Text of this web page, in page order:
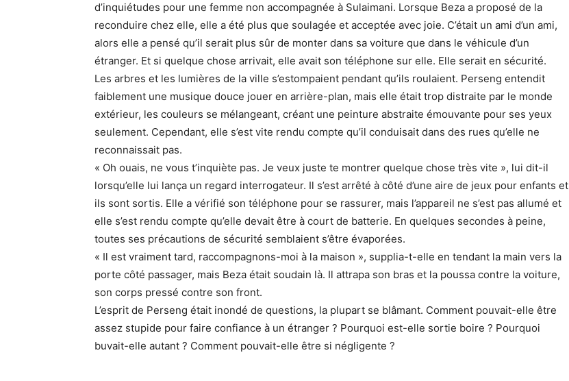
d’inquiétudes pour une femme non accompagnée à Sulaimani. Lorsque Beza a proposé de la
reconduire chez elle, elle a été plus que soulagée et acceptée avec joie. C’était un ami d’un ami,
alors elle a pensé qu’il serait plus sûr de monter dans sa voiture que dans le véhicule d’un
étranger. Et si quelque chose arrivait, elle avait son téléphone sur elle. Elle serait en sécurité.
Les arbres et les lumières de la ville s’estompaient pendant qu’ils roulaient. Perseng entendit
faiblement une musique douce jouer en arrière-plan, mais elle était trop distraite par le monde
extérieur, les couleurs se mélangeant, créant une peinture abstraite émouvante pour ses yeux
seulement. Cependant, elle s’est vite rendu compte qu’il conduisait dans des rues qu’elle ne
reconnaissait pas.
« Oh ouais, ne vous t’inquiète pas. Je veux juste te montrer quelque chose très vite », lui dit-il
lorsqu’elle lui lança un regard interrogateur. Il s’est arrêté à côté d’une aire de jeux pour enfants et
ils sont sortis. Elle a vérifié son téléphone pour se rassurer, mais l’appareil ne s’est pas allumé et
elle s’est rendu compte qu’elle devait être à court de batterie. En quelques secondes à peine,
toutes ses précautions de sécurité semblaient s’être évaporées.
« Il est vraiment tard, raccompagnons-moi à la maison », supplia-t-elle en tendant la main vers la
porte côté passager, mais Beza était soudain là. Il attrapa son bras et la poussa contre la voiture,
son corps pressé contre son front.
L’esprit de Perseng était inondé de questions, la plupart se blâmant. Comment pouvait-elle être
assez stupide pour faire confiance à un étranger ? Pourquoi est-elle sortie boire ? Pourquoi
buvait-elle autant ? Comment pouvait-elle être si négligente ?